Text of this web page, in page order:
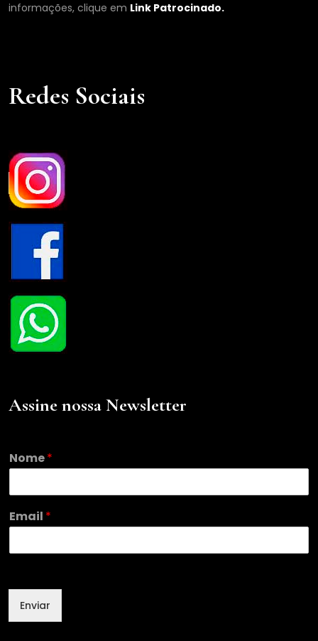
informações, clique em Link Patrocinado.
Redes Sociais
Assine nossa Newsletter
Nome*
N
o
e
m
N
Email *
Enviar